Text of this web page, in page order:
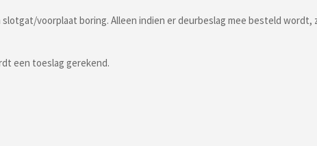
voorplaat boring. Alleen indien er deurbeslag mee besteld
een toeslag gerekend.